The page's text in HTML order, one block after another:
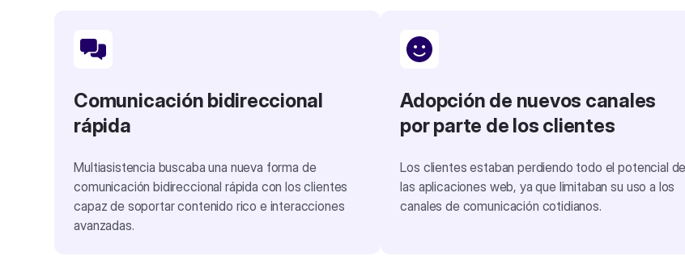
Comunicación bidireccional
rápida
Multiasistencia buscaba una nueva forma de
comunicación bidireccional rápida con los clientes
capaz de soportar contenido rico e interacciones
avanzadas.
Adopción de nuevos canales
por parte de los clientes
Los clientes estaban perdiendo todo el potencial de
las aplicaciones web, ya que limitaban su uso a los
canales de comunicación cotidianos.